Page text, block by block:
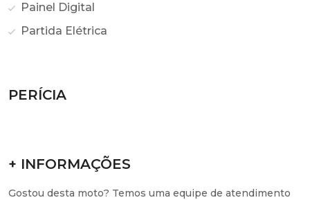
Painel Digital
Partida Elétrica
PERÍCIA
+ INFORMAÇÕES
Gostou desta moto? Temos uma equipe de atendimento